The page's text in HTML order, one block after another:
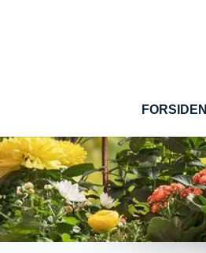
FORSIDEN